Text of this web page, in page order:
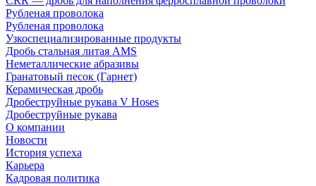
Рубленая проволока
Рубленая проволока
Узкоспециализированные продукты
Дробь стальная литая AMS
Неметаллические абразивы
Гранатовый песок (Гарнет)
Керамическая дробь
Дробеструйные рукава V Hoses
Дробеструйные рукава
О компании
Новости
История успеха
Карьера
Кадровая политика